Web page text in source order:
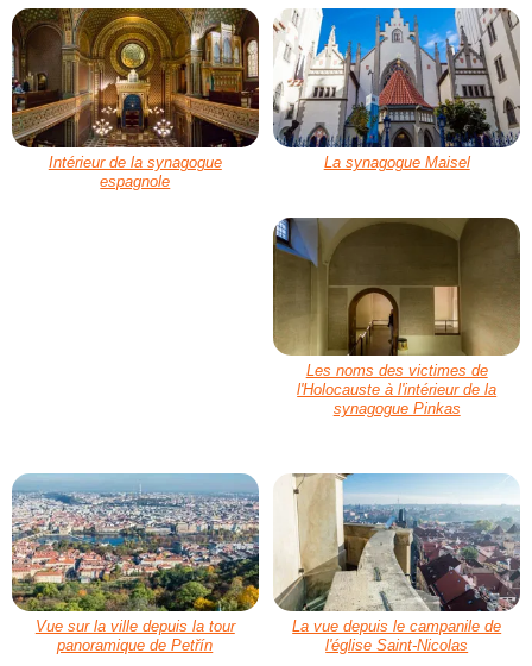
Intérieur de la synagogue
espagnole
La synagogue Maisel
Les noms des victimes de
l'Holocauste à l'intérieur de la
synagogue Pinkas
Vue sur la ville depuis la tour
panoramique de Petřín
La vue depuis le campanile de
l'église Saint-Nicolas